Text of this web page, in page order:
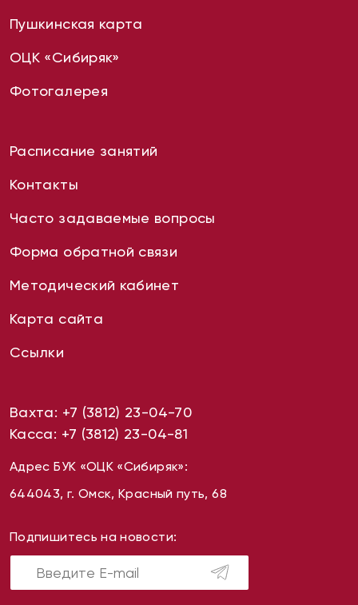
Пушкинская карта
ОЦК «Сибиряк»
Фотогалерея
Расписание занятий
Контакты
Часто задаваемые вопросы
Форма обратной связи
Методический кабинет
Карта сайта
Ссылки
Вахта: +7 (3812) 23-04-70
Касса: +7 (3812) 23-04-81
Адрес БУК «ОЦК «Сибиряк»:
644043, г. Омск, Красный путь, 68
Подпишитесь на новости: